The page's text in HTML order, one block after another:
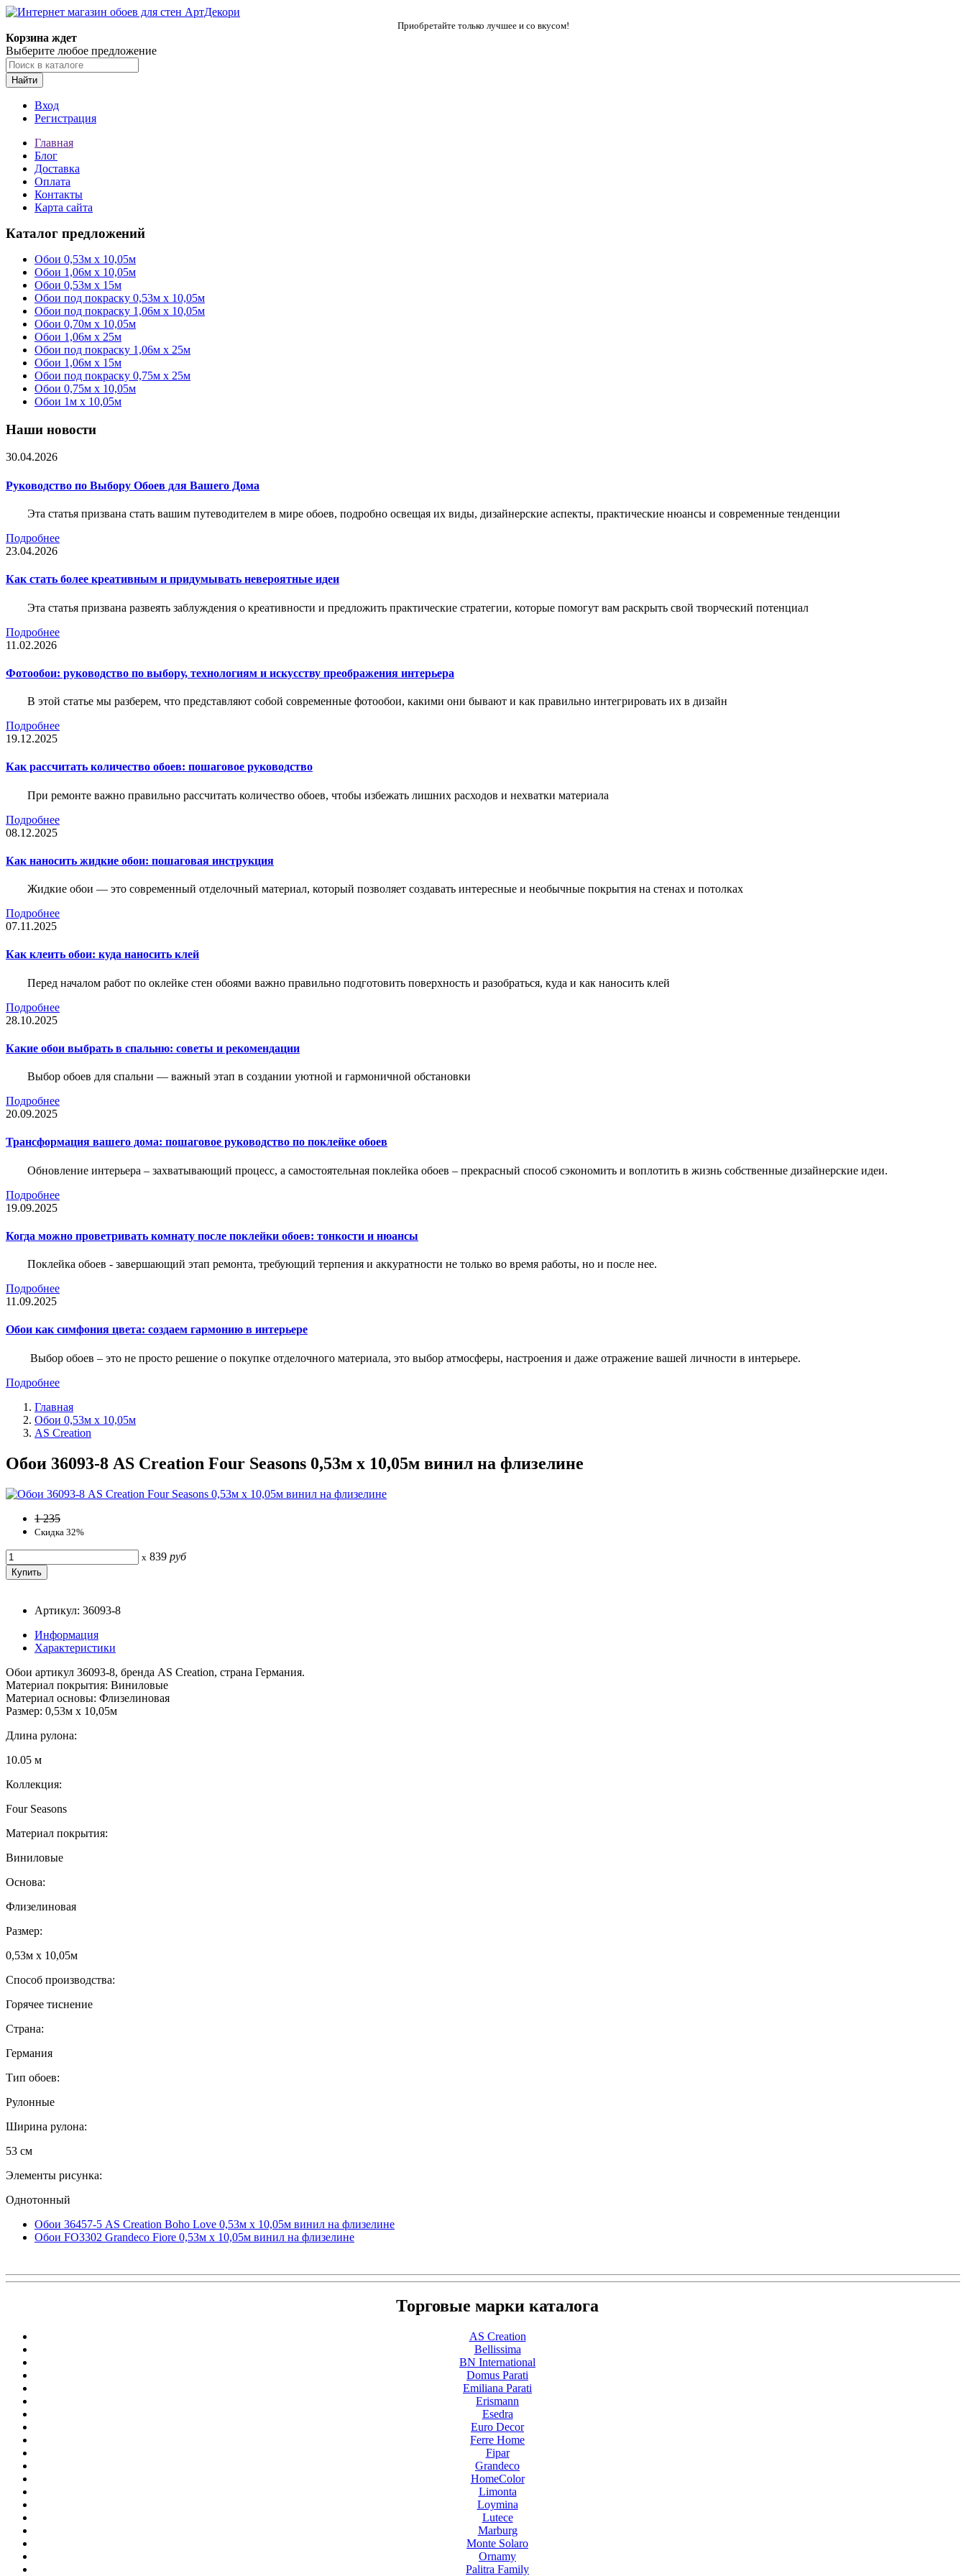
Приобретайте только лучшее и со вкусом!
Корзина ждет
Выберите любое предложение
Найти
Вход
Регистрация
Главная
Блог
Доставка
Оплата
Контакты
Карта сайта
Каталог предложений
Обои 0,53м x 10,05м
Обои 1,06м х 10,05м
Обои 0,53м x 15м
Обои под покраску 0,53м x 10,05м
Обои под покраску 1,06м х 10,05м
Обои 0,70м x 10,05м
Обои 1,06м x 25м
Обои под покраску 1,06м x 25м
Обои 1,06м x 15м
Обои под покраску 0,75м x 25м
Обои 0,75м x 10,05м
Обои 1м х 10,05м
Наши новости
30.04.2026
Руководство по Выбору Обоев для Вашего Дома
Эта статья призвана стать вашим путеводителем в мире обоев, подробно освещая их виды, дизайнерские аспекты, практические нюансы и современные тенденции
Подробнее
23.04.2026
Как стать более креативным и придумывать невероятные идеи
Эта статья призвана развеять заблуждения о креативности и предложить практические стратегии, которые помогут вам раскрыть свой творческий потенциал
Подробнее
11.02.2026
Фотообои: руководство по выбору, технологиям и искусству преображения интерьера
В этой статье мы разберем, что представляют собой современные фотообои, какими они бывают и как правильно интегрировать их в дизайн
Подробнее
19.12.2025
Как рассчитать количество обоев: пошаговое руководство
При ремонте важно правильно рассчитать количество обоев, чтобы избежать лишних расходов и нехватки материала
Подробнее
08.12.2025
Как наносить жидкие обои: пошаговая инструкция
Жидкие обои — это современный отделочный материал, который позволяет создавать интересные и необычные покрытия на стенах и потолках
Подробнее
07.11.2025
Как клеить обои: куда наносить клей
Перед началом работ по оклейке стен обоями важно правильно подготовить поверхность и разобраться, куда и как наносить клей
Подробнее
28.10.2025
Какие обои выбрать в спальню: советы и рекомендации
Выбор обоев для спальни — важный этап в создании уютной и гармоничной обстановки
Подробнее
20.09.2025
Трансформация вашего дома: пошаговое руководство по поклейке обоев
Обновление интерьера – захватывающий процесс, а самостоятельная поклейка обоев – прекрасный способ сэкономить и воплотить в жизнь собственные дизайнерские идеи.
Подробнее
19.09.2025
Когда можно проветривать комнату после поклейки обоев: тонкости и нюансы
Поклейка обоев - завершающий этап ремонта, требующий терпения и аккуратности не только во время работы, но и после нее.
Подробнее
11.09.2025
Обои как симфония цвета: создаем гармонию в интерьере
Выбор обоев – это не просто решение о покупке отделочного материала, это выбор атмосферы, настроения и даже отражение вашей личности в интерьере.
Подробнее
Главная
Обои 0,53м x 10,05м
AS Creation
Обои 36093-8 AS Creation Four Seasons 0,53м x 10,05м винил на флизелине
1 235
Скидка 32%
x 839 руб
Артикул: 36093-8
Информация
Характеристики
Обои артикул 36093-8, бренда AS Creation, страна Германия.
Материал покрытия: Виниловые
Материал основы: Флизелиновая
Размер: 0,53м x 10,05м
Длина рулона:
10.05 м
Коллекция:
Four Seasons
Материал покрытия:
Виниловые
Основа:
Флизелиновая
Размер:
0,53м x 10,05м
Способ производства:
Горячее тиснение
Страна:
Германия
Тип обоев:
Рулонные
Ширина рулона:
53 см
Элементы рисунка:
Однотонный
Обои 36457-5 AS Creation Boho Love 0,53м x 10,05м винил на флизелине
Обои FO3302 Grandeco Fiore 0,53м x 10,05м винил на флизелине
Торговые марки каталога
AS Creation
Bellissima
BN International
Domus Parati
Emiliana Parati
Erismann
Esedra
Euro Decor
Ferre Home
Fipar
Grandeco
HomeColor
Limonta
Loymina
Lutece
Marburg
Monte Solaro
Ornamy
Palitra Family